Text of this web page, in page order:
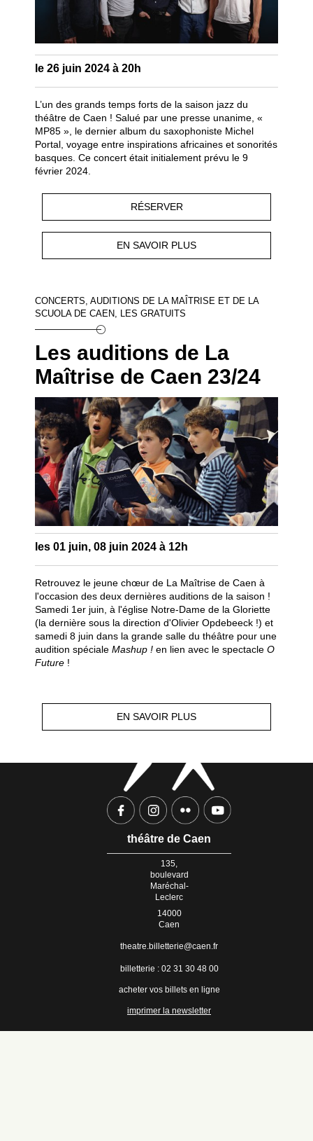
le 26 juin 2024 à 20h
L’un des grands temps forts de la saison jazz du
théâtre de Caen ! Salué par une presse unanime, «
MP85 », le dernier album du saxophoniste Michel
Portal, voyage entre inspirations africaines et sonorités
basques. Ce concert était initialement prévu le 9
février 2024.
RÉSERVER
EN SAVOIR PLUS
CONCERTS, AUDITIONS DE LA MAÎTRISE ET DE LA
SCUOLA DE CAEN, LES GRATUITS
Les auditions de La
Maîtrise de Caen 23/24
les 01 juin, 08 juin 2024 à 12h
Retrouvez le jeune chœur de La Maîtrise de Caen à
l'occasion des deux dernières auditions de la saison !
Samedi 1er juin, à l'église Notre-Dame de la Gloriette
(la dernière sous la direction d'Olivier Opdebeeck !) et
samedi 8 juin dans la grande salle du théâtre pour une
audition spéciale Mashup ! en lien avec le spectacle O
Future !
EN SAVOIR PLUS
théâtre de Caen
135,
boulevard
Maréchal-
Leclerc
14000
Caen
theatre.billetterie@caen.fr
billetterie : 02 31 30 48 00
acheter vos billets en ligne
imprimer la newsletter